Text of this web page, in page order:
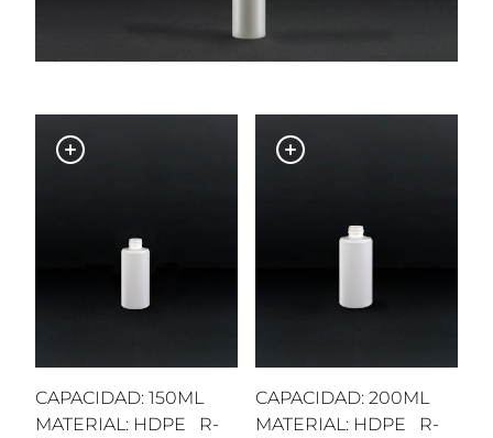
CAPACIDAD: 150ML
MATERIAL: HDPE R-
CAPACIDAD: 200ML
MATERIAL: HDPE R-